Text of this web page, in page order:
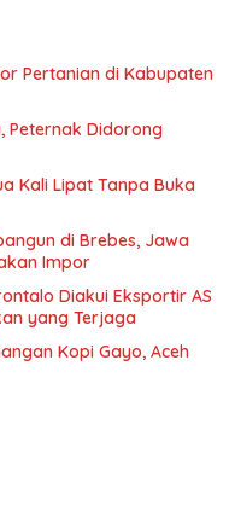
Pertanian di Kabupaten
Peternak Didorong
Kali Lipat Tanpa Buka
di Brebes, Jawa
Impor
Diakui Eksportir AS
yang Terjaga
Kopi Gayo, Aceh